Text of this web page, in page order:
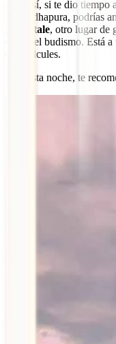
Aun así, si te dio tiempo
Anuradhapura, podrías
Mihintale, otro lugar de
cuna del budismo. Está
que calcules.
Para esta noche, te